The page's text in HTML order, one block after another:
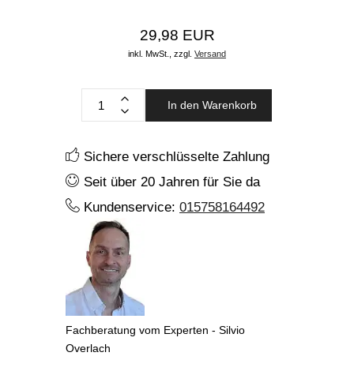
29,98 EUR
inkl. MwSt., zzgl. Versand
In den Warenkorb
Sichere verschlüsselte Zahlung
Seit über 20 Jahren für Sie da
Kundenservice: 015758164492
Fachberatung vom Experten - Silvio
Overlach